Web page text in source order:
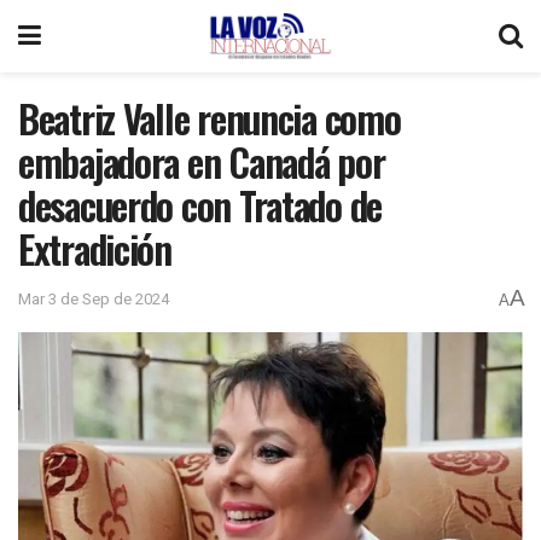
Beatriz Valle renuncia como
embajadora en Canadá por
desacuerdo con Tratado de
Extradición
Mar 3 de Sep de 2024 AA